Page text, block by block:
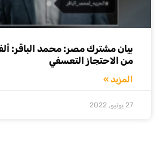
بيان مشترك مصر: محمد الباقر:
من الاحتجاز التعسفي
المزيد »
27 يونيو, 2022